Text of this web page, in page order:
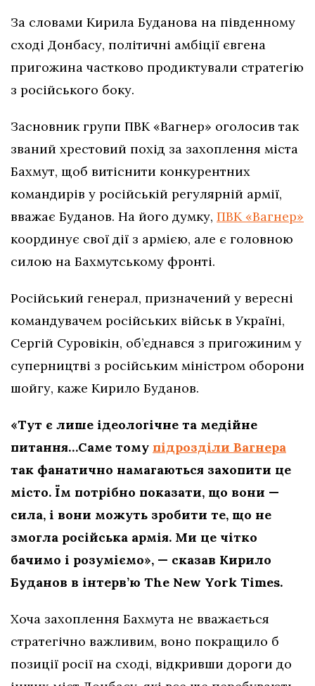
За словами Кирила Буданова на південному
сході Донбасу, політичні амбіції євгена
пригожина частково продиктували стратегію
з російського боку.
Засновник групи ПВК «Вагнер» оголосив так
званий хрестовий похід за захоплення міста
Бахмут, щоб витіснити конкурентних
командирів у російській регулярній армії,
вважає Буданов. На його думку, ПВК «Вагнер»
координує свої дії з армією, але є головною
силою на Бахмутському фронті.
Російський генерал, призначений у вересні
командувачем російських військ в Україні,
Сергій Суровікін, об’єднався з пригожиним у
суперництві з російським міністром оборони
шойгу, каже Кирило Буданов.
«Тут є лише ідеологічне та медійне
питання…Саме тому підрозділи Вагнера
так фанатично намагаються захопити це
місто. Їм потрібно показати, що вони —
сила, і вони можуть зробити те, що не
змогла російська армія. Ми це чітко
бачимо і розуміємо», — сказав Кирило
Буданов в інтерв’ю The New York Times.
Хоча захоплення Бахмута не вважається
стратегічно важливим, воно покращило б
позиції росії на сході, відкривши дороги до